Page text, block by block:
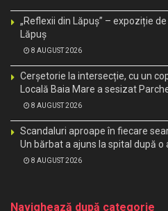
„Reflexii din Lăpuș” – expoziție
Lăpuș
8 AUGUST 2026
Cerșetorie la intersecție, cu un
Locală Baia Mare a sesizat
8 AUGUST 2026
Scandaluri aproape în fiecare
Un bărbat a ajuns la spital după
8 AUGUST 2026
Navighează după categorie